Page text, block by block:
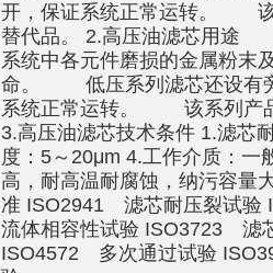
开，保证系统正常运转。 该
替代品。 2.高压油滤芯用途
系统中各元件磨损的金属粉末
命。 低压系列滤芯还设有旁
系统正常运转。 该系列产品
3.高压油滤芯技术条件 1.滤芯
度：5～20μm 4.工作介质：一
高，耐高温耐腐蚀，纳污容量
准 ISO2941 滤芯耐压裂试验
流体相容性试验 ISO3723 滤
ISO4572 多次通过试验